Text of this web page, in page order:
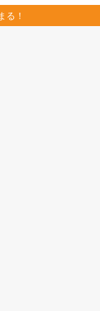
る！